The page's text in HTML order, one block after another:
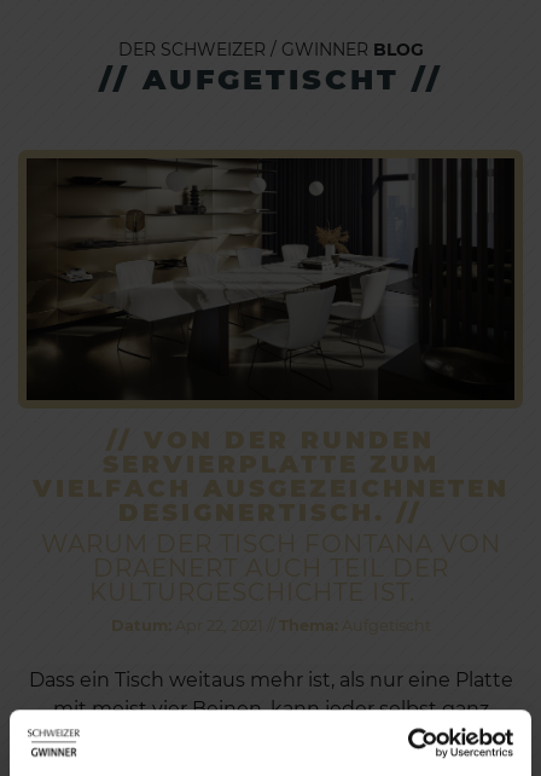
DER SCHWEIZER / GWINNER BLOG
// AUFGETISCHT //
Dass ein Tisch weitaus mehr ist, als nur eine Platte
mit meist vier Beinen, kann jeder selbst ganz
einfach überprüfen – anhand der eigenen
Biographie. Am Tisch traf sich die Familie und man